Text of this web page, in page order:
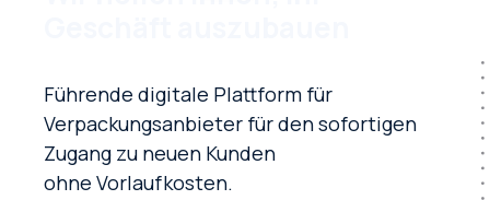
Führende digitale Plattform für
Verpackungsanbieter für den sofortigen
Zugang zu neuen Kunden
ohneVorlaufkosten.